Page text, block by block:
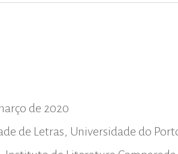
de 2020
de Letras, Universidade do